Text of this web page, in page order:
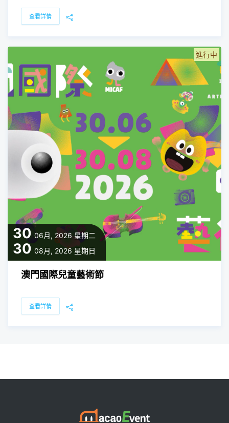
查看詳情
30 06月, 2026 星期二
30 08月, 2026 星期日
進行中
澳門國際兒童藝術節
查看詳情